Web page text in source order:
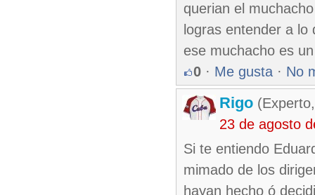
querian el
logras entender a
ese muchacho es
0 · Me gusta · No
Rigo
23 de agosto
Si te entiendo
mimado de los
hayan hecho ó